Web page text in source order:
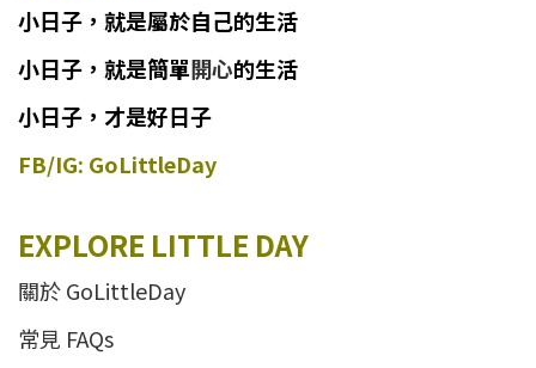
小日子 ， 就是屬於自己的生活
小日子 ， 就是簡單開心的生活
小日子，才是好日子
FB/IG: GoLittleDay
EXPLORE LITTLE DAY
關於 GoLittleDay
常見 FAQs